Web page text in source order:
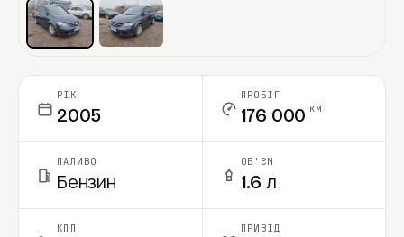
РІК
2005
ПРОБІГ
176 000 км
ПАЛИВО
Бензин
ОБ'ЄМ
1.6 л
КПП ПРИВІД